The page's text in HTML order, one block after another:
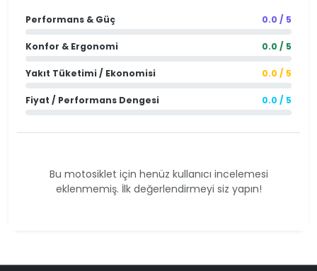
Performans & Güç 0.0 / 5
Konfor & Ergonomi 0.0 / 5
Yakıt Tüketimi / Ekonomisi 0.0 / 5
Fiyat / Performans Dengesi 0.0 / 5
Bu motosiklet için henüz kullanıcı incelemesi
eklenmemiş. İlk değerlendirmeyi siz yapın!